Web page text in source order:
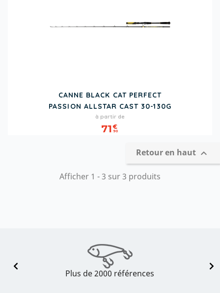
CANNE BLACK CAT PERFECT
PASSION ALLSTAR CAST 30-130G
Prix
à partir de
71€
90
Retour en haut 
Afficher 1 - 3 sur 3 produits
Plus de 2000 références